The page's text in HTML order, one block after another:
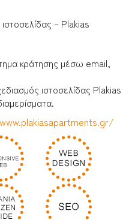
– Plakias
κράτησης μέσω email,
ιστοσελίδας Plakias